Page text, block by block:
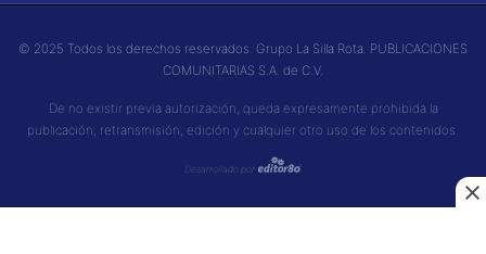
© 2025 Todos los derechos reservados. Grupo La Silla Rota. PUBLICACIONES
COMUNITARIAS S.A. de C.V.
De no existir previa autorización, queda expresamente prohibida la
publicación, retransmisión, edición y cualquier otro uso de los contenidos.
Desarrollado por